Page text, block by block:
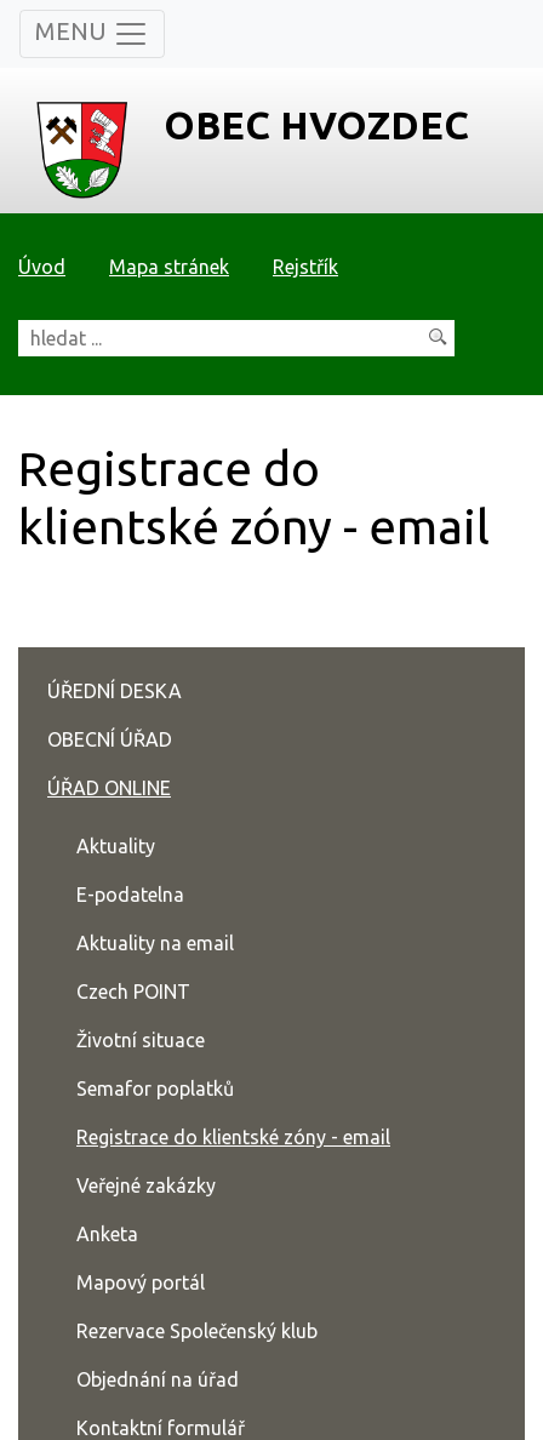
MENU
OBEC HVOZDEC
Úvod Mapa stránek Rejstřík
Registrace do
klientské zóny - email
ÚŘEDNÍ DESKA
OBECNÍ ÚŘAD
ÚŘAD ONLINE
Aktuality
E-podatelna
Aktuality na email
Czech POINT
Životní situace
Semafor poplatků
Registrace do klientské zóny - email
Veřejné zakázky
Anketa
Mapový portál
Rezervace Společenský klub
Objednání na úřad
Kontaktní formulář